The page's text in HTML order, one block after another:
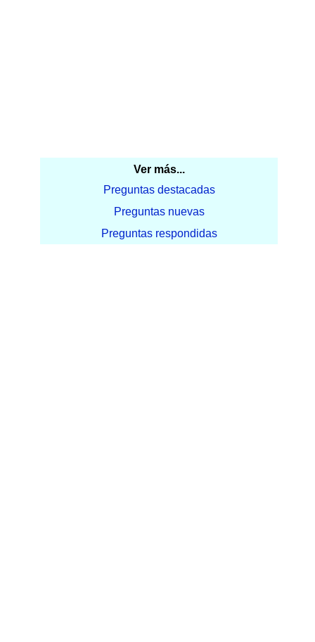
Ver más...
Preguntas destacadas
Preguntas nuevas
Preguntas respondidas